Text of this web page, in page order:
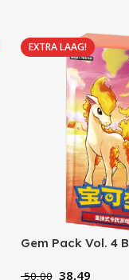
EXTRA LAAG!
Gem Pack Vol. 4
50,00 38,49